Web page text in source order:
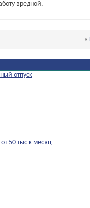
вредной.
«
отпуск
50 тыс в месяц